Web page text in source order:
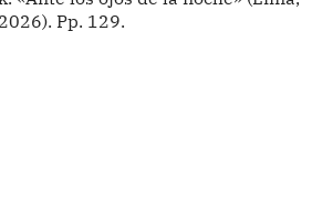
Pp. 129.